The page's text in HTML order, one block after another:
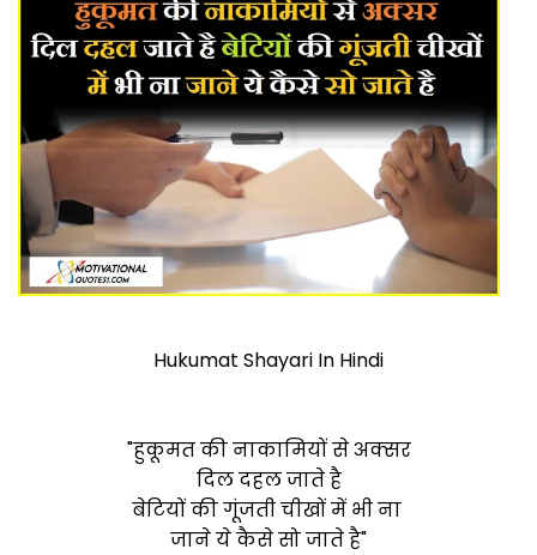
Hukumat Shayari In Hindi
"हुकूमत की नाकामियों से अक्सर
दिल दहल जाते है
बेटियों की गूंजती चीखों में भी ना
जाने ये कैसे सो जाते है"